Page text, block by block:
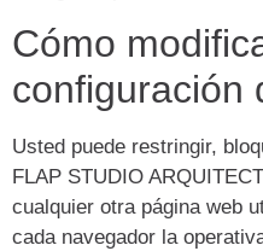
Cómo
configuración
Usted puede restringir,
FLAP STUDIO
cualquier otra página web
cada navegador la